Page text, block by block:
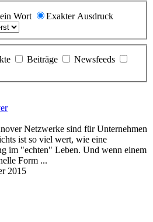
Wort
Exakter Ausdruck
Beiträge
Newsfeeds
Netzwerke sind für Unternehmen
ist so viel wert, wie eine
im "echten" Leben. Und wenn einem
Form ...
2015